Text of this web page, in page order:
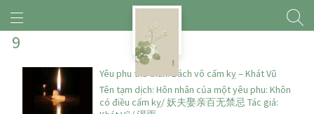
9
Yêu phu thú thân: Bách vô cấm kỵ – Khát Vũ
Tên tạm dịch: Hôn nhân của một yêu phu: Không
có điều cấm kỵ/ 妖夫娶亲百无禁忌 Tác giả: